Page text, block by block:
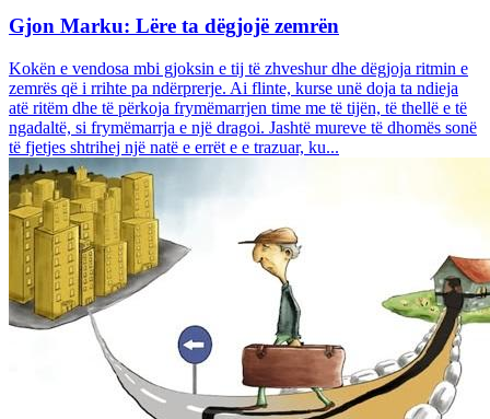
Gjon Marku: Lëre ta dëgjojë zemrën
Kokën e vendosa mbi gjoksin e tij të zhveshur dhe dëgjoja ritmin e
zemrës që i rrihte pa ndërprerje. Ai flinte, kurse unë doja ta ndieja
atë ritëm dhe të përkoja frymëmarrjen time me të tijën, të thellë e të
ngadaltë, si frymëmarrja e një dragoi. Jashtë mureve të dhomës sonë
të fjetjes shtrihej një natë e errët e e trazuar, ku...